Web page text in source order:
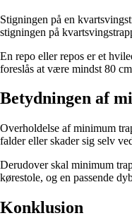
Stigningen på en
stigningen på
En repo eller repos er et
foreslås at være mindst 80
Betydningen af
Overholdelse af minimum
falder eller skader sig selv
Derudover skal minimum
kørestole, og en passende
Konklusion